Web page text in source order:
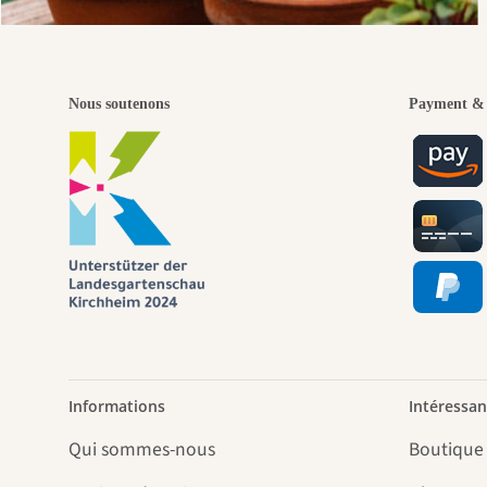
Nous soutenons Payment
Informations
Qui sommes-nous